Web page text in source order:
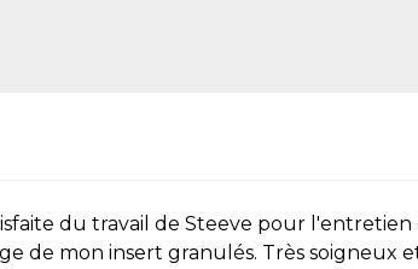
du travail de Steeve pour l'entretien
de mon insert granulés. Très soigneux